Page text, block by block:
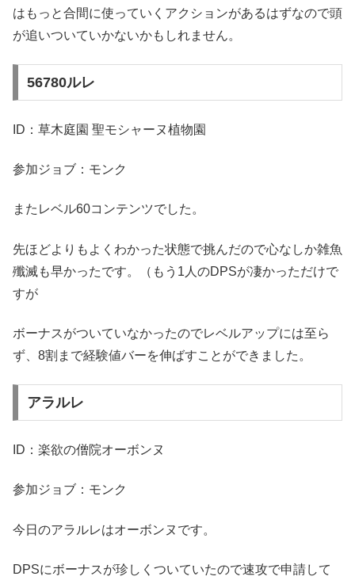
はもっと合間に使っていくアクションがあるはずなので頭
が追いついていかないかもしれません。
56780ルレ
ID：草木庭園 聖モシャーヌ植物園
参加ジョブ：モンク
またレベル60コンテンツでした。
先ほどよりもよくわかった状態で挑んだので心なしか雑魚
殲滅も早かったです。（もう1人のDPSが凄かっただけで
すが
ボーナスがついていなかったのでレベルアップには至ら
ず、8割まで経験値バーを伸ばすことができました。
アラルレ
ID：楽欲の僧院オーボンヌ
参加ジョブ：モンク
今日のアラルレはオーボンヌです。
DPSにボーナスが珍しくついていたので速攻で申請して